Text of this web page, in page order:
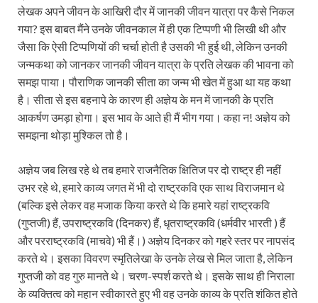
लेखक अपने जीवन के आखिरी दौर में जानकी जीवन यात्रा पर कैसे निकल
गया? इस बाबत मैंने उनके जीवनकाल में ही एक टिप्पणी भी लिखी थी और
जैसा कि ऐसी टिप्पणियों की चर्चा होती है उसकी भी हुई थी, लेकिन उनकी
जन्मकथा को जानकर जानकी जीवन यात्रा के प्रति लेखक की भावना को
समझ पाया। पौराणिक जानकी सीता का जन्म भी खेत में हुआ था यह कथा
है। सीता से इस बहनापे के कारण ही अज्ञेय के मन में जानकी के प्रति
आकर्षण उमड़ा होगा। इस भाव के आते ही मैं भीग गया। कहा न! अज्ञेय को
समझना थोड़ा मुश्किल तो है।
अज्ञेय जब लिख रहे थे तब हमारे राजनैतिक क्षितिज पर दो राष्ट्र ही नहीं
उभर रहे थे, हमारे काव्य जगत में भी दो राष्ट्रकवि एक साथ विराजमान थे
(बल्कि इसे लेकर वह मजाक किया करते थे कि हमारे यहां राष्ट्रकवि
(गुप्तजी) हैं, उपराष्ट्रकवि (दिनकर) हैं, धृतराष्ट्रकवि (धर्मवीर भारती ) हैं
और परराष्ट्रकवि (माचवे) भी हैं।) अज्ञेय दिनकर को गहरे स्तर पर नापसंद
करते थे। इसका विवरण स्मृतिलेखा के उनके लेख से मिल जाता है, लेकिन
गुप्तजी को वह गुरु मानते थे। चरण-स्पर्श करते थे। इसके साथ ही निराला
के व्यक्तित्व को महान स्वीकारते हुए भी वह उनके काव्य के प्रति शंकित होते